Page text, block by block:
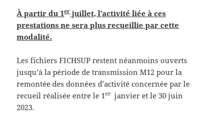
À partir du 1erjuillet, l’activité liée à ces
prestations ne sera plus recueillie par cette
modalité.
Les fichiers FICHSUP restent néanmoins ouverts
jusqu’à la période de transmission M12 pour la
remontée des données d’activité concernée par le
recueil réalisée entre le 1er janvier et le 30 juin
2023.